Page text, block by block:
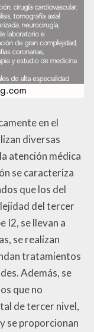
en el
diversas
atención médica
se caracteriza
que los del
del tercer
I2, se llevan a
se realizan
tratamientos
Además, se
que no
de tercer nivel,
se proporcionan